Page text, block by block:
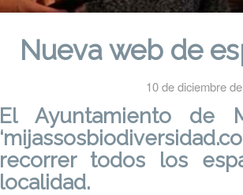
Nueva web de
10 de diciembre
El Ayuntamiento de
recorrer todos los
localidad.